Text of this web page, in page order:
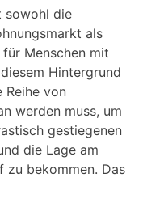
sowohl die
als
Menschen mit
Hintergrund
von
werden muss, um
gestiegenen
die Lage am
zu bekommen. Das